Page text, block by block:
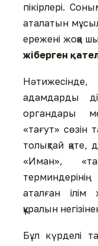
пікірлері.
аталатын
ережені жоққа
жіберген
Нәтижесінде,
адамдарды
органдары
«тағут» сөзін
толықтай қате,
«Иман»,
аталған ілім
құралын
Бұл күрделі